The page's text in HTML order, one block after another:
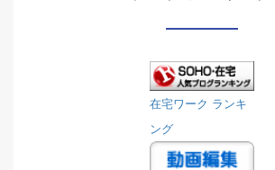
在宅ワーク ランキ
ング